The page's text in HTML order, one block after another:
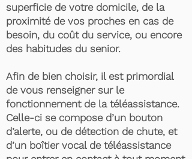
superficie de votre domicile, de la
proximité de vos proches en cas de
besoin, du coût du service, ou encore
des habitudes du senior.
Afin de bien choisir, il est primordial
de vous renseigner sur le
fonctionnement de la téléassistance.
Celle-ci se compose d’un bouton
d’alerte, ou de détection de chute, et
d’un boîtier vocal de téléassistance